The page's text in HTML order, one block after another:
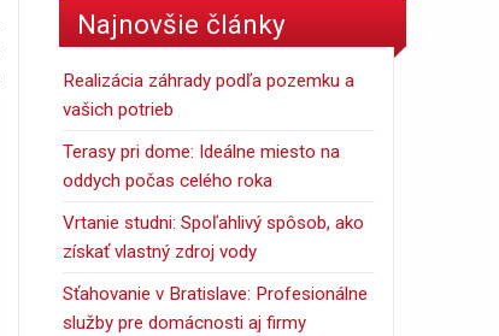
Najnovšie články
Realizácia záhrady podľa pozemku a
vašich potrieb
Terasy pri dome: Ideálne miesto na
oddych počas celého roka
Vrtanie studni: Spoľahlivý spôsob, ako
získať vlastný zdroj vody
Sťahovanie v Bratislave: Profesionálne
služby pre domácnosti aj firmy